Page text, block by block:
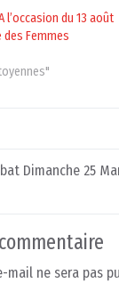
l’occasion du 13 août
des Femmes
Dimanche 25
mail ne sera pas